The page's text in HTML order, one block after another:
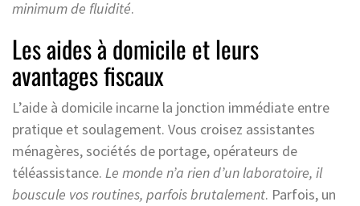
minimum de fluidité.
Les aides à domicile et leurs
avantages fiscaux
L’aide à domicile incarne la jonction immédiate entre
pratique et soulagement. Vous croisez assistantes
ménagères, sociétés de portage, opérateurs de
téléassistance. Le monde n’a rien d’un laboratoire, il
bouscule vos routines, parfois brutalement. Parfois, un